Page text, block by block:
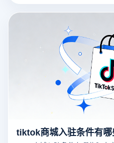
号！